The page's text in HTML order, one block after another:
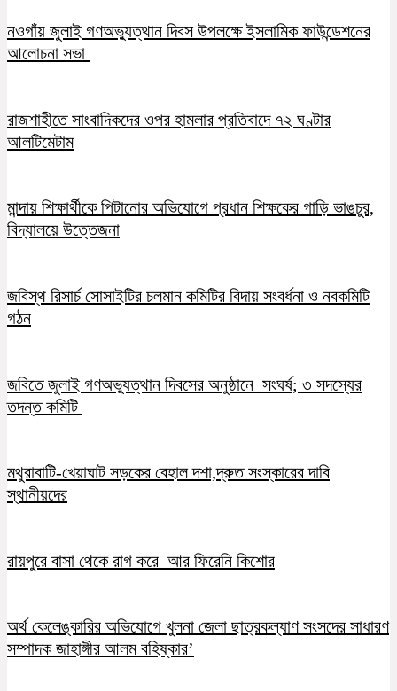
নওগাঁয় জুলাই গণঅভ্যুত্থান দিবস উপলক্ষে ইসলামিক ফাউন্ডেশনের
আলোচনা সভা
রাজশাহীতে সাংবাদিকদের ওপর হামলার প্রতিবাদে ৭২ ঘণ্টার
আলটিমেটাম
মান্দায় শিক্ষার্থীকে পিটানোর অভিযোগে প্রধান শিক্ষকের গাড়ি ভাঙচুর,
বিদ্যালয়ে উত্তেজনা
জবিস্থ রিসার্চ সোসাইটির চলমান কমিটির বিদায় সংবর্ধনা ও নবকমিটি
গঠন
জবিতে জুলাই গণঅভ্যুত্থান দিবসের অনুষ্ঠানে সংঘর্ষ; ৩ সদস্যের
তদন্ত কমিটি
মথুরাবাটি-খেয়াঘাট সড়কের বেহাল দশা,দ্রুত সংস্কারের দাবি
স্থানীয়দের
রায়পুরে বাসা থেকে রাগ করে আর ফিরেনি কিশোর
অর্থ কেলেঙ্কারির অভিযোগে খুলনা জেলা ছাত্রকল্যাণ সংসদের সাধারণ
সম্পাদক জাহাঙ্গীর আলম বহিষ্কার’